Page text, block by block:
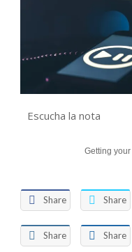
Escucha la nota
Getting your
Share Share
Share Share